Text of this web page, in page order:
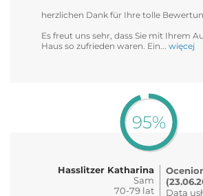
herzlichen Dank für Ihre tolle
Es freut uns sehr, dass Sie mit Ihrem
Haus so zufrieden waren. Ein... więcej
95%
Hasslitzer Katharina
Sam
70-79 lat
Data